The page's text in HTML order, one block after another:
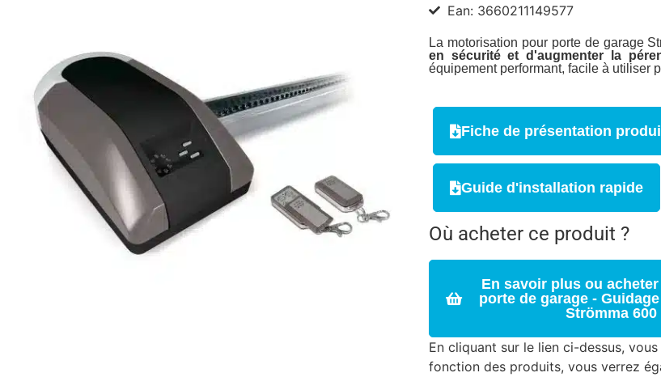
Ean: 3660211149577
La motorisation pour porte de garage
en sécurité et d'augmenter la
équipement performant, facile à utiliser
Fiche de présentation
Guide d'installation rapide
Où acheter ce produit ?
En savoir plus ou
porte de garage -
Strömma 600
En cliquant sur le lien ci-dessus,
fonction des produits, vous verrez